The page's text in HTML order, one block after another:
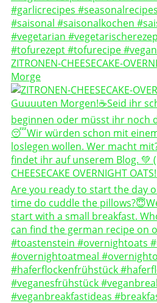
ZITRONEN-CHEESECAKE-
Morge